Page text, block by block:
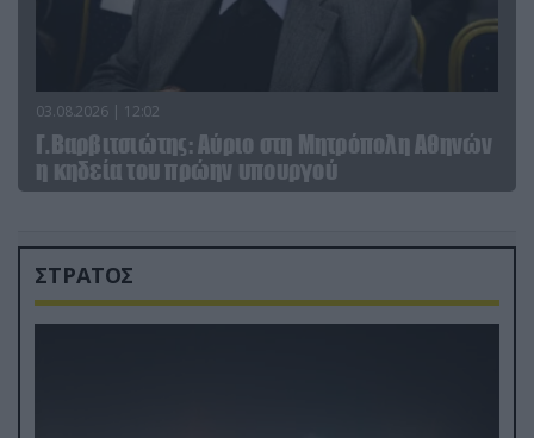
03.08.2026 | 12:02
Γ.Βαρβιτσιώτης: Aύριο στη Μητρόπολη Αθηνών
η κηδεία του πρώην υπουργού
ΣΤΡΑΤΟΣ